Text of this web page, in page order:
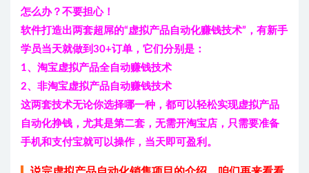
怎么办？不要担心！
软件打造出两套超屌的“虚拟产品自动化赚钱技术”，有新手
学员当天就做到30+订单，它们分别是：
1、淘宝虚拟产品全自动赚钱技术
2、非淘宝虚拟产品自动赚钱技术
这两套技术无论你选择哪一种，都可以轻松实现虚拟产品
自动化挣钱，尤其是第二套，无需开淘宝店，只需要准备
手机和支付宝就可以操作，当天即可盈利。